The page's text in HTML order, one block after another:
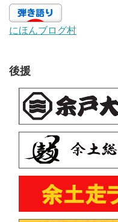
にほんブログ村
後援